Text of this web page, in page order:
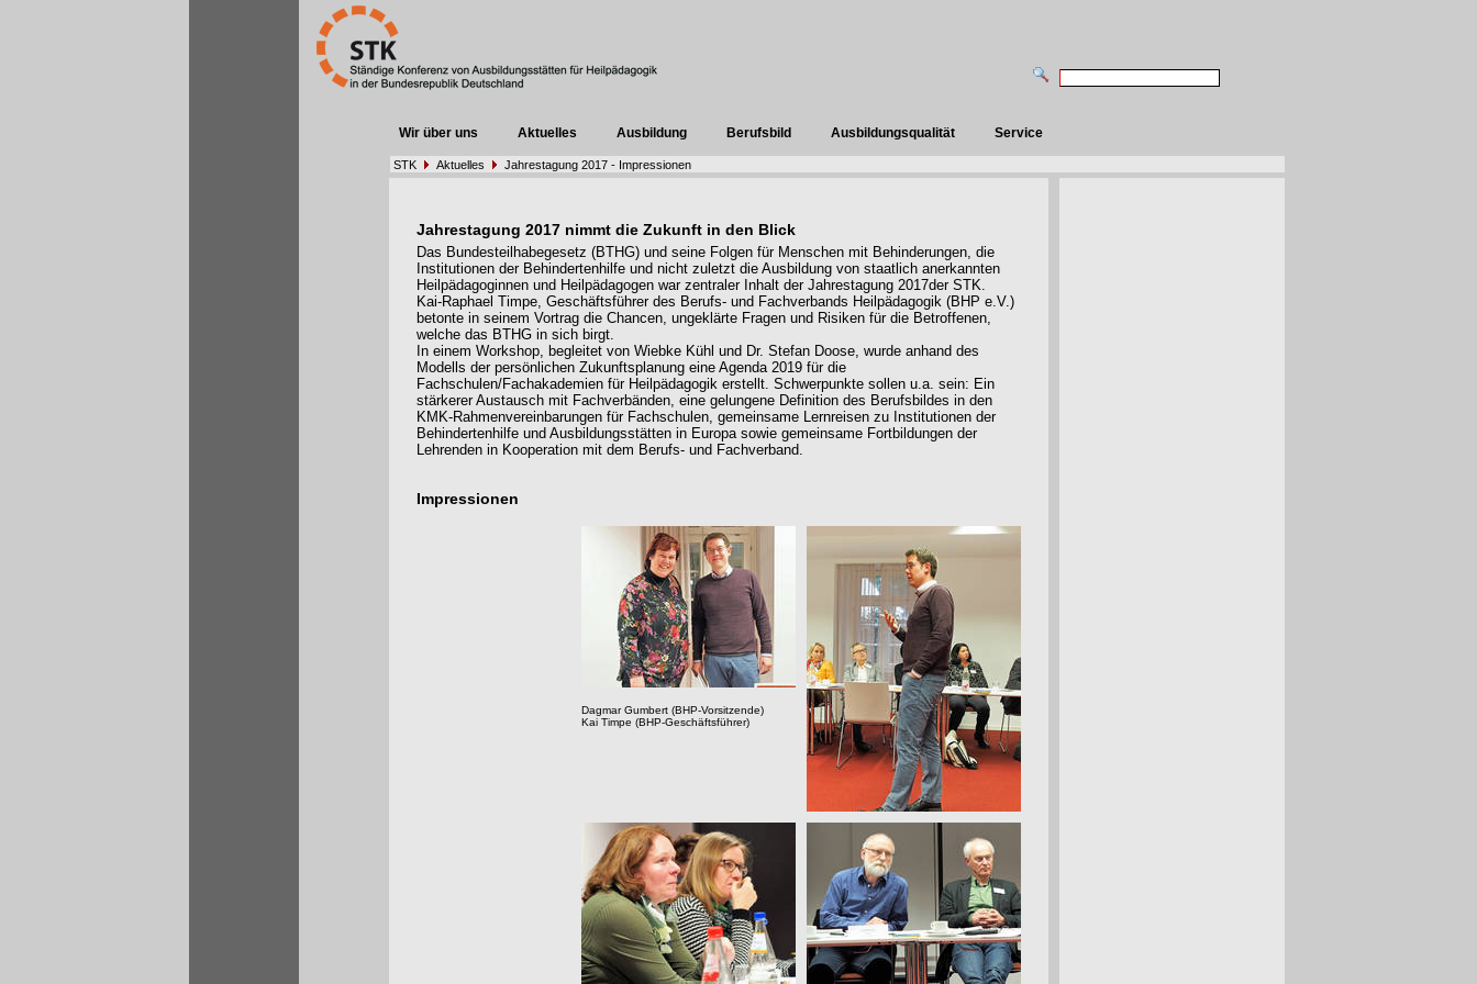
Wir über uns Aktuelles Ausbildung Berufsbild Ausbildungsqualität Service
STK Aktuelles Jahrestagung 2017 - Impressionen
Jahrestagung 2017 nimmt die Zukunft in den Blick
Das Bundesteilhabegesetz (BTHG) und seine Folgen für Menschen mit Behinderungen, die
Institutionen der Behindertenhilfe und nicht zuletzt die Ausbildung von staatlich anerkannten
Heilpädagoginnen und Heilpädagogen war zentraler Inhalt der Jahrestagung 2017der STK.
Kai-Raphael Timpe, Geschäftsführer des Berufs- und Fachverbands Heilpädagogik (BHP e.V.)
betonte in seinem Vortrag die Chancen, ungeklärte Fragen und Risiken für die Betroffenen,
welche das BTHG in sich birgt.
In einem Workshop, begleitet von Wiebke Kühl und Dr. Stefan Doose, wurde anhand des
Modells der persönlichen Zukunftsplanung eine Agenda 2019 für die
Fachschulen/Fachakademien für Heilpädagogik erstellt. Schwerpunkte sollen u.a. sein: Ein
stärkerer Austausch mit Fachverbänden, eine gelungene Definition des Berufsbildes in den
KMK-Rahmenvereinbarungen für Fachschulen, gemeinsame Lernreisen zu Institutionen der
Behindertenhilfe und Ausbildungsstätten in Europa sowie gemeinsame Fortbildungen der
Lehrenden in Kooperation mit dem Berufs- und Fachverband.
Impressionen
Dagmar Gumbert (BHP-Vorsitzende)
Kai Timpe (BHP-Geschäftsführer)